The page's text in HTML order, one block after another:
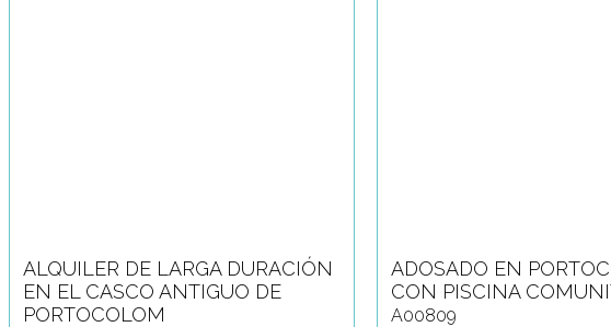
ALQUILER DE LARGA DURACIÓN
EN EL CASCO ANTIGUO DE
PORTOCOLOM
ADOSADO EN
CON PISCINA
A00809